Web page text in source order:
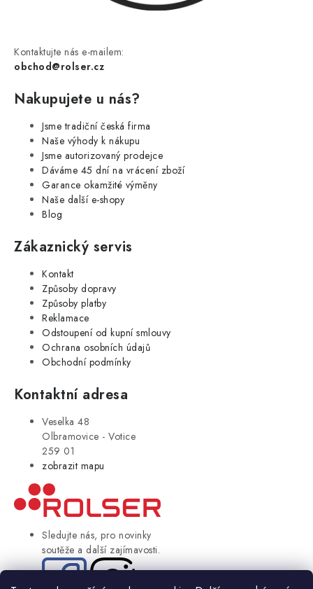
Kontaktujte nás e-mailem:
obchod@rolser.cz
Nakupujete u nás?
Jsme tradiční česká firma
Naše výhody k nákupu
Jsme autorizovaný prodejce
Dáváme 45 dní na vrácení zboží
Garance okamžité výměny
Naše další e-shopy
Blog
Zákaznický servis
Kontakt
Způsoby dopravy
Způsoby platby
Reklamace
Odstoupení od kupní smlouvy
Ochrana osobních údajů
Obchodní podmínky
Kontaktní adresa
Veselka 48
Olbramovice - Votice
259 01
zobrazit mapu
Sledujte nás, pro novinky
soutěže a další zajímavosti.